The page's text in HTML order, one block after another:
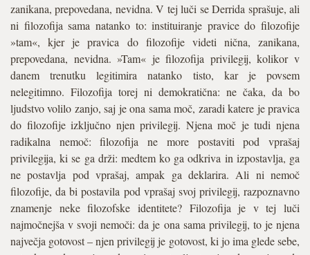
zanikana, prepovedana, nevidna. V tej luči se Derrida sprašuje, ali
ni filozofija sama natanko to: instituiranje pravice do filozofije
»tam«, kjer je pravica do filozofije videti nična, zanikana,
prepovedana, nevidna. »Tam« je filozofija privilegij, kolikor v
danem trenutku legitimira natanko tisto, kar je povsem
nelegitimno. Filozofija torej ni demokratična: ne čaka, da bo
ljudstvo volilo zanjo, saj je ona sama moč, zaradi katere je pravica
do filozofije izključno njen privilegij. Njena moč je tudi njena
radikalna nemoč: filozofija ne more postaviti pod vprašaj
privilegija, ki se ga drži: medtem ko ga odkriva in izpostavlja, ga
ne postavlja pod vprašaj, ampak ga deklarira. Ali ni nemoč
filozofije, da bi postavila pod vprašaj svoj privilegij, razpoznavno
znamenje neke filozofske identitete? Filozofija je v tej luči
najmočnejša v svoji nemoči: da je ona sama privilegij, to je njena
največja gotovost – njen privilegij je gotovost, ki jo ima glede sebe,